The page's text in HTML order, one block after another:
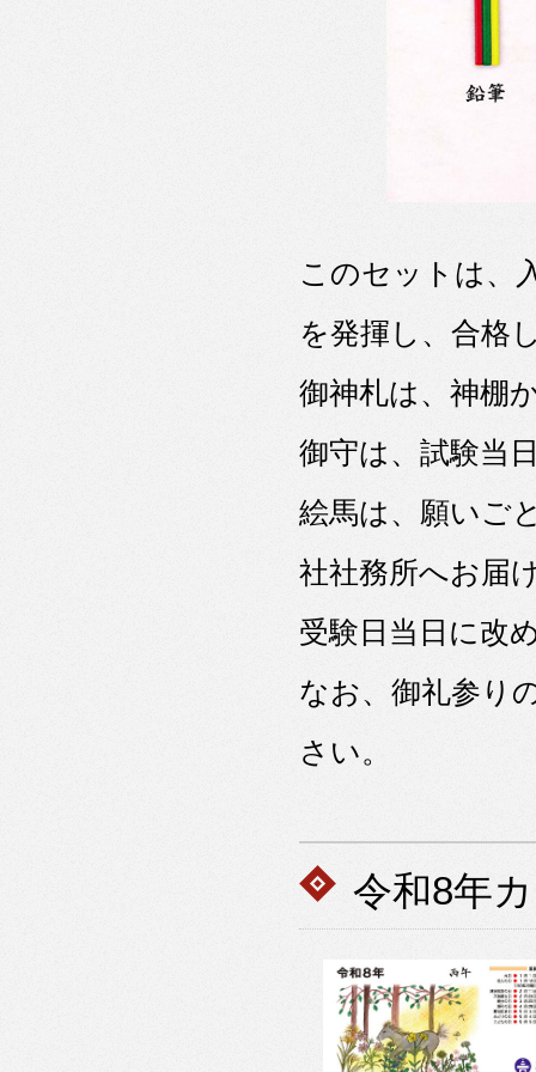
このセットは、
を発揮し、合格
御神札は、神棚
御守は、試験当
絵馬は、願いご
社社務所へお届
受験日当日に改
なお、御礼参り
さい。
令和8年